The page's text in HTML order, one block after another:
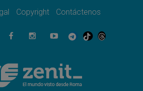
Paz en la Escuela de San Francisco
del Papa León XIV a Asís en un
de los jóvenes al Papa:
nos sentimos Iglesia»
Copyright Contáctenos